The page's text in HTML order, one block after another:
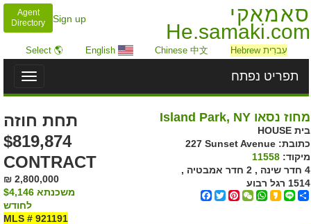
סאמאקי
He.samaki.com
Sign up
Agent
Directory
עִברִית Hebrew Chinese 中文
English
🌎 Select
Toggle
תפריט נפתח
מחוז נסאו Island Park, NY
בית HOUSE
כתובת: ‎227 Sunset Avenue
מיקוד: 11558
4 חדר שינה , 2 חדר אמבטיה ,
1514 רגל רבוע
FacebookTwitter
Pinterest
WeChat
WhatsAppKakaoLine
Share
תחת חוזה
$819,874
CONTRACT
2,800,000 ₪
משכנתא $4,146
לחודש
MLS # 921191